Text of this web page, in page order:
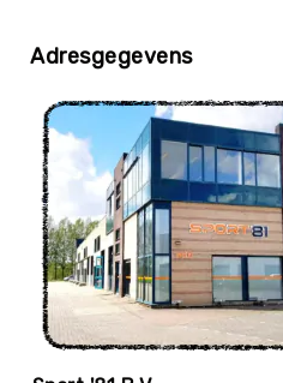
Balanceren
Circus
&
Jongleren
Rijden
Zwaaien
Muziek
&
Bewegen
Adresgegevens